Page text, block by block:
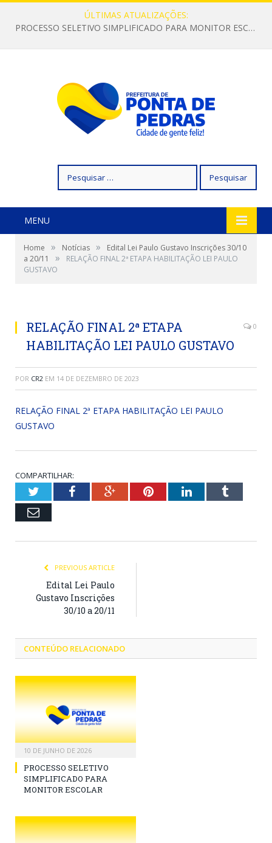
ÚLTIMAS ATUALIZAÇÕES:
PROCESSO SELETIVO SIMPLIFICADO PARA MONITOR ESCOLAR
por:
MENU
Home » Notícias »
Edital Lei Paulo Gustavo Inscrições 30/10
a 20/11
»
RELAÇÃO FINAL 2ª ETAPA HABILITAÇÃO LEI PAULO
GUSTAVO
RELAÇÃO FINAL 2ª ETAPA
HABILITAÇÃO LEI PAULO GUSTAVO
0
POR CR2 EM 14 DE DEZEMBRO DE 2023
RELAÇÃO FINAL 2ª ETAPA HABILITAÇÃO LEI PAULO
GUSTAVO
COMPARTILHAR:
TwitterFacebookGoogle+PinterestLinkedInTumblr
Email
PREVIOUS ARTICLE
Edital Lei Paulo
Gustavo Inscrições
30/10 a 20/11
CONTEÚDO RELACIONADO
10 DE JUNHO DE 2026
PROCESSO SELETIVO
SIMPLIFICADO PARA
MONITOR ESCOLAR